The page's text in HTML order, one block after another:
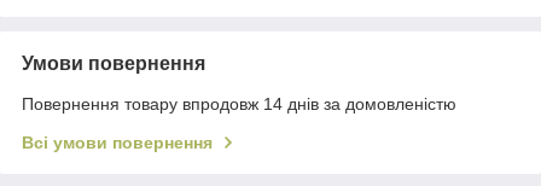
Умови повернення
Повернення товару впродовж 14 днів за домовленістю
Всі умови повернення